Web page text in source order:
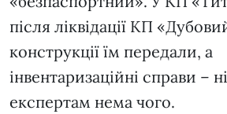
після ліквідації КП
конструкції їм передали, а
інвентаризаційні справи –
експертам нема чого.